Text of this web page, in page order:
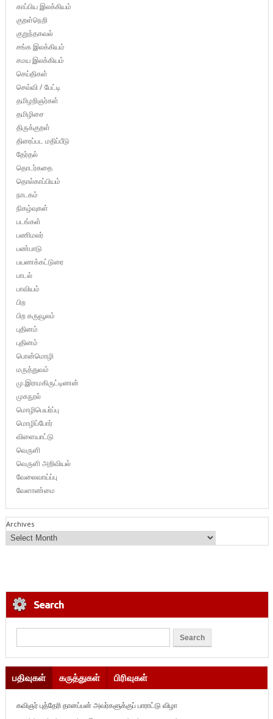
காப்பிய இலக்கியம்
குறள்நெறி
குறுந்தகவல்
சங்க இலக்கியம்
சமய இலக்கியம்
செய்திகள்
செவ்வி / பேட்டி
தமிழறிஞர்கள்
தமிழிசை
திருக்குறள்
திரைப்பட மதிப்பீடு
தேர்தல்
தொடர்கதை
தொல்காப்பியம்
நாடகம்
நிகழ்வுகள்
படங்கள்
பணிமலர்
பண்பாடு
பயணக்கட்டுரை
பாடல்
பாவியம்
பிற
பிற கருவூலம்
புதினம்
புதினம்
பொன்மொழி
மருத்துவம்
மு.இராமகிருட்டிணன்
முகநூல்
மொழிபெயர்ப்பு
மொழிப்போர்
விளையாட்டு
வெருளி
வெருளி அறிவியல்
வேலைவாய்ப்பு
வேளாண்மை
Archives
Search
பதிவுகள் கருத்துகள் பிரிவுகள்
கவிஞர் புத்தேரி தானப்பன் அவர்களுக்குப் பாராட்டு விழா